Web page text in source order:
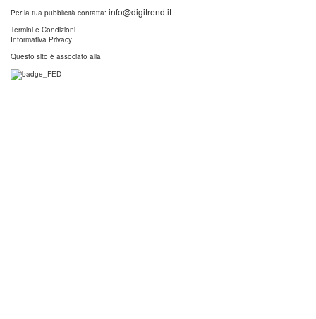
Per la tua pubblicità contatta: info@digitrend.it
Termini e Condizioni
Informativa Privacy
Questo sito è associato alla